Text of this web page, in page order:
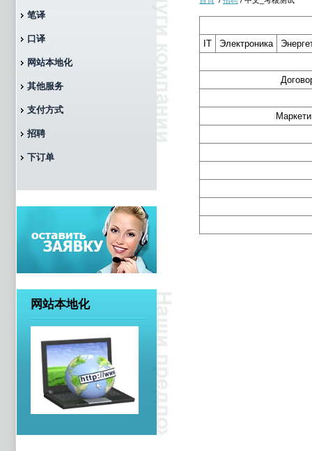
笔译
口译
网站本地化
其他服务
支付方式
招聘
下订单
网站本地化
IT Электроника